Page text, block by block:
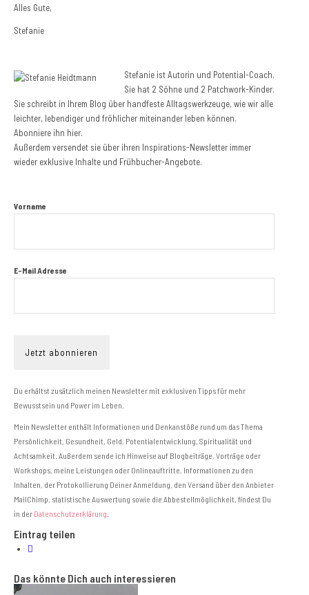
Alles Gute,
Stefanie
Stefanie ist Autorin und Potential-Coach.
Sie hat 2 Söhne und 2 Patchwork-Kinder.
Sie schreibt in Ihrem Blog über handfeste Alltagswerkzeuge, wie wir alle
leichter, lebendiger und fröhlicher miteinander leben können.
Abonniere ihn hier.
Außerdem versendet sie über ihren Inspirations-Newsletter immer
wieder exklusive Inhalte und Frühbucher-Angebote.
Vorname
E-Mail Adresse
Du erhältst zusätzlich meinen Newsletter mit exklusiven Tippsfür mehr
Bewusstsein und Power im Leben.
Mein Newsletter enthält Informationen und Denkanstöße rund um das Thema
Persönlichkeit, Gesundheit, Geld, Potentialentwicklung, Spiritualität und
Achtsamkeit. Außerdem sende ich Hinweise auf Blogbeiträge, Vorträge oder
Workshops, meine Leistungen oder Onlineauftritte. Informationen zu den
Inhalten, der Protokollierung Deiner Anmeldung, den Versand über den Anbieter
MailChimp, statistische Auswertung sowie die Abbestellmöglichkeit, findest Du
in der Datenschutzerklärung
Eintrag teilen
Das könnte Dich auch interessieren